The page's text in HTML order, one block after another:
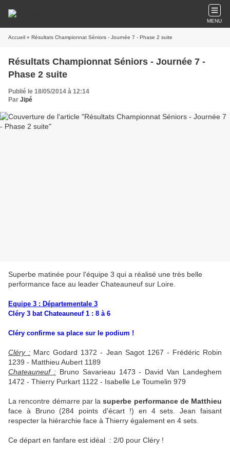
MENU
Accueil » Résultats Championnat Séniors - Journée 7 - Phase 2 suite
Résultats Championnat Séniors - Journée 7 -
Phase 2 suite
Publié le 18/05/2014 à 12:14
Par Jipé
Superbe matinée pour l'équipe 3 qui a réalisé une très belle
performance face au leader Chateauneuf sur Loire.
Equipe 3 : Départementale 3
Cléry 3 bat Chateauneuf 1 : 8 à 6
Cléry confirme sa place sur le podium !
Cléry : Marc Godard 1372 - Jean Sagot 1267 - Frédéric Robin
1239 - Matthieu Aubert 1189
Chateauneuf :Bruno Savarieau 1473 - David Van Landeghem
1472 - Thierry Purkart 1122 - Isabelle Le Toumelin 979
La rencontre démarre par lasuperbe performance de Matthieu
face à Bruno (284 points d'écart !) en 4 sets. Jean faisant
respecter la hiérarchie face à Thierry également en 4 sets.
Ce départ en fanfare est idéal : 2/0 pour Cléry !